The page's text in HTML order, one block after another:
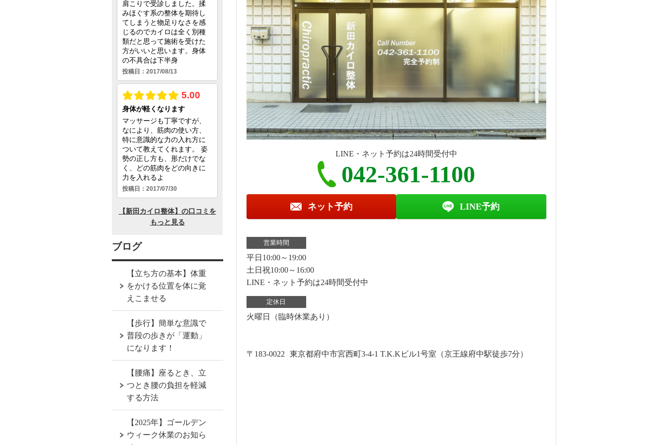
LINE・ネット予約は24時間受付中
042-361-1100
ネット予約 LINE予約
営業時間
平日10:00～19:00
土日祝10:00～16:00
LINE・ネット予約は24時間受付中
定休日
火曜日（臨時休業あり）
〒183-0022 東京都府中市宮西町3-4-1 T.K.Kビル1号室（京王線府中駅徒歩7分）
ブログ
【立ち方の基本】体重
をかける位置を体に覚
えこませる
【歩行】簡単な意識で
普段の歩きが「運動」
になります！
【腰痛】座るとき、立
つとき腰の負担を軽減
する方法
【2025年】ゴールデン
ウィーク休業のお知ら